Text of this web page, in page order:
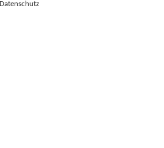
Datenschutz